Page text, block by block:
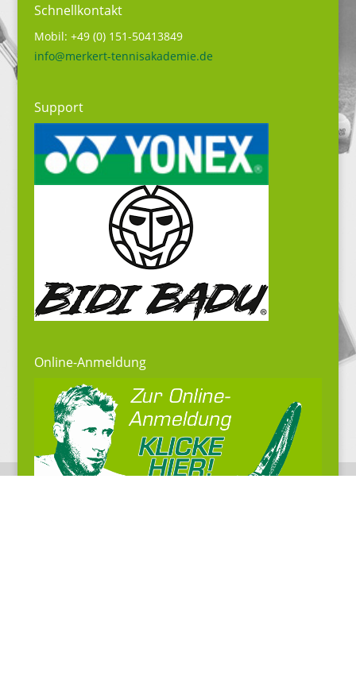
Schnellkontakt
Mobil: +49 (0) 151-50413849
info@merkert-tennisakademie.de
Support
Online-Anmeldung